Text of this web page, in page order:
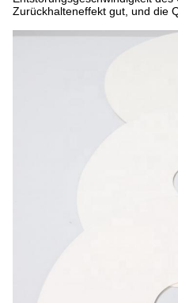
Zurückhalteneffekt gut, und die